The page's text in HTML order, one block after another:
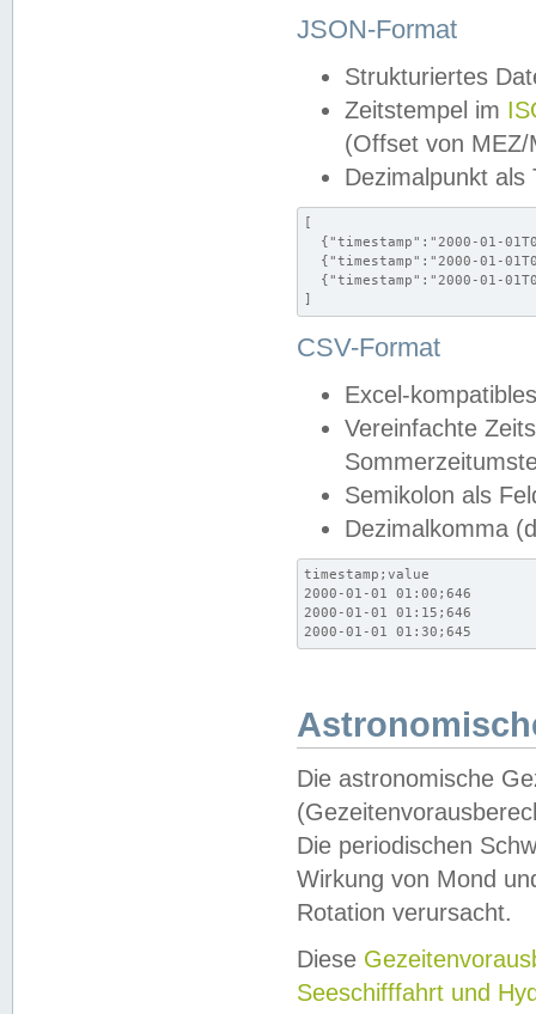
JSON-Format
Strukturiertes
Zeitstempel im
(Offset von MEZ/
Dezimalpunkt als
[
{"timestamp":"2000-01-
{"timestamp":"2000-01-
{"timestamp":"2000-01-
]
CSV-Format
Excel-
Vereinfachte
Semikolon als
Dezimalkomma
timestamp;value
2000-01-01 01:00;646
2000-01-01 01:15;646
2000-01-01 01:30;645
Die astronomische
Die periodischen
Wirkung von Mond
Rotation verursacht.
Diese
Seeschifffahrt und